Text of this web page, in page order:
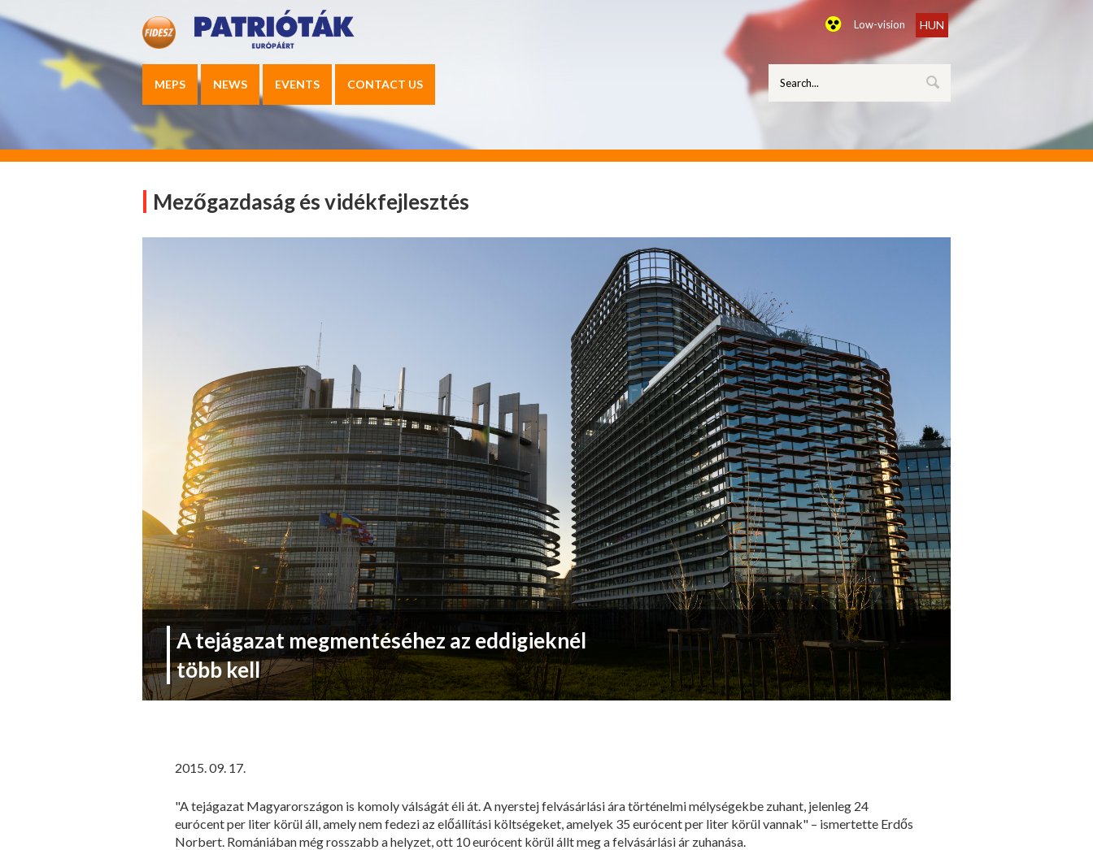
Low-vision HUN
MEPS NEWS EVENTS CONTACT US
Mezőgazdaság és vidékfejlesztés
A tejágazat megmentéséhez az eddigieknél
több kell
2015. 09. 17.
"A tejágazat Magyarországon is komoly válságát éli át. A nyerstej felvásárlási ára történelmi mélységekbe zuhant, jelenleg 24
eurócent per liter körül áll, amely nem fedezi az előállítási költségeket, amelyek 35 eurócent per liter körül vannak" – ismertette Erdős
Norbert. Romániában még rosszabb a helyzet, ott 10 eurócent körül állt meg a felvásárlási ár zuhanása.